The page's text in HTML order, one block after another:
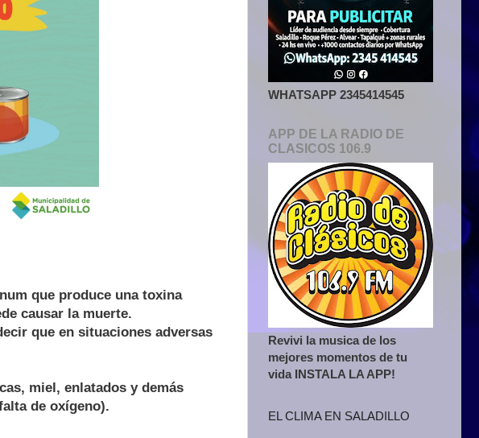
que produce una toxina
causar la muerte.
que en situaciones adversas
miel, enlatados y demás
de oxígeno).
WHATSAPP 2345414545
APP DE LA RADIO DE
CLASICOS 106.9
Revivi la musica de los
mejores momentos de tu
vida INSTALA LA APP!
EL CLIMA EN SALADILLO